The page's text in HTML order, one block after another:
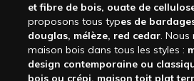
et fibre de bois, ouate de
proposons tous types de
douglas, mélèze, red cedar. Nous
maison bois dans tous les styles :
design contemporaine ou
bois ou crépi, maison toit plat